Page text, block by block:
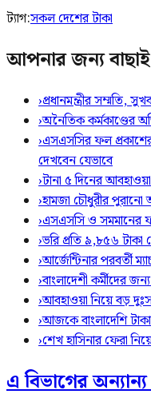
ট্যাগ:সকল দেশের টাকা
আপনার জন্য
›প্রধানমন্ত্রীর সম্মতি,
›অনৈতিক কর্মকাণ্ডের
›এসএসসির ফল
দেখবেন যেভাবে
›টানা ৫ দিনের
›হামজা চৌধুরীর
›এসএসসি ও সমমানের
›ভরি প্রতি ৯,৮৫৬ টাকা
›আর্জেন্টিনার পরবর্তী
›বাংলাদেশী কর্মীদের
›আবহাওয়া নিয়ে বড়
›আজকে বাংলাদেশি
›শেখ হাসিনার ফেরা
এ বিভাগের